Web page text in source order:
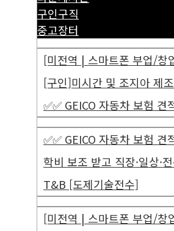
구인구직
중고장터
[미전역 | 스마트폰 부업/창
[구인]미시간 및 조지아 제
✅✅ GEICO 자동차 보험 견
✅✅ GEICO 자동차 보험 견
학비 보조 받고 직장·일상·
T&B [도제기술전수]
[미전역 | 스마트폰 부업/창